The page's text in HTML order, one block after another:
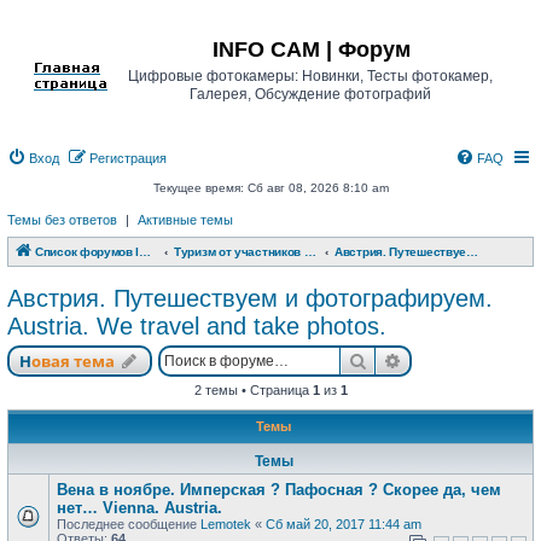
INFO CAM | Форум
Цифровые фотокамеры: Новинки, Тесты фотокамер,
Галерея, Обсуждение фотографий
Вход Регистрация FAQ
Текущее время: Сб авг 08, 2026 8:10 am
Темы без ответов | Активные темы
Список форумов INFO CAM | Форум
Австрия. Путешествуем и фотографируем.
Austria. We travel and take photos.
Новая тема
Новаятема ПоискРасширенный
2 темы • Страница 1 из 1
Темы
Темы
Вена в ноябре. Имперская ? Пафосная ? Скорее да, чем
нет… Vienna. Austria.
Последнее сообщение Lemotek « Сб май 20, 2017 11:44 am